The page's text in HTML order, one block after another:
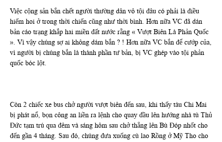
Việc cộng sản bắn chết người thường dân vô tội đâu có phải là điều
hiếm hoi ở trong thời chiến cũng như thời bình. Hơn nữa VC đã dán
bản cáo trạng khắp hai miền đất nước rằng « Vượt Biên Là Phản Quốc
». Vì vậy chúng sợ ai không dám bắn ? ! Hơn nữa VC bắn để cướp của,
vì người bị chúng bắn là thành phần tư bản, bị VC ghép vào tội phản
quốc bóc lột.
Còn 2 chiếc xe bus chở người vượt biên đến sau, khi thấy tàu Chi Mai
bị phát nổ, bọn công an liền ra lệnh cho quay đầu lên hướng nhà tù Thủ
Đức tạm trú qua đêm và sáng hôm sau chở thẳng lên Bù Đóp nhốt cho
đến gần 4 tháng. Sau đó, chúng đưa xuống cù lao Rồng ở Mỹ Tho cho